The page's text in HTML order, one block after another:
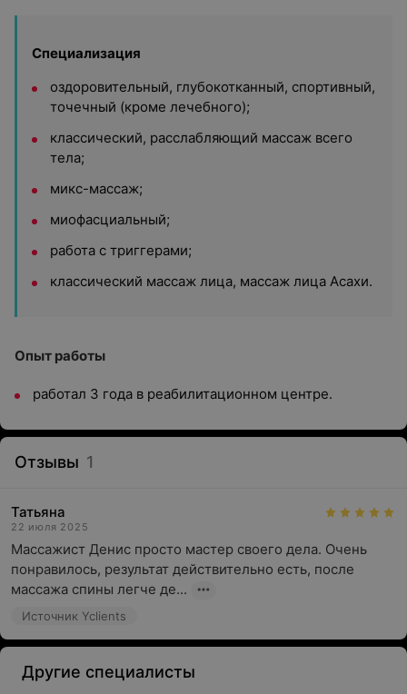
Специализация
оздоровительный, глубокотканный, спортивный,
точечный (кроме лечебного);
классический, расслабляющий массаж всего
тела;
микс-массаж;
миофасциальный;
работа с триггерами;
классический массаж лица, массаж лица Асахи.
Опыт работы
работал 3 года в реабилитационном центре.
Отзывы 1
Татьяна
22 июля 2025
Массажист Денис просто мастер своего дела. Очень
понравилось, результат действительно есть, после
массажа спины легче де...
Источник Yclients
Другие специалисты